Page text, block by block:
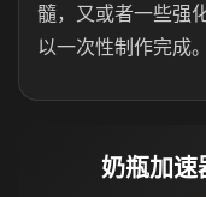
髓，又或者一些强
以一次性制作完成。
奶瓶加速